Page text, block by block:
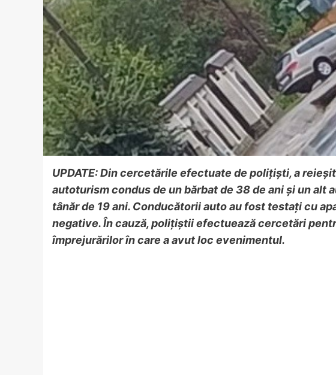
UPDATE: Din cercetările efectuate de polițiști, a
autoturism condus de un bărbat de 38 de ani și un alt
tânăr de 19 ani. Conducătorii auto au fost testați cu
negative. În cauză, polițiștii efectuează cercetări
împrejurărilor în care a avut loc evenimentul.